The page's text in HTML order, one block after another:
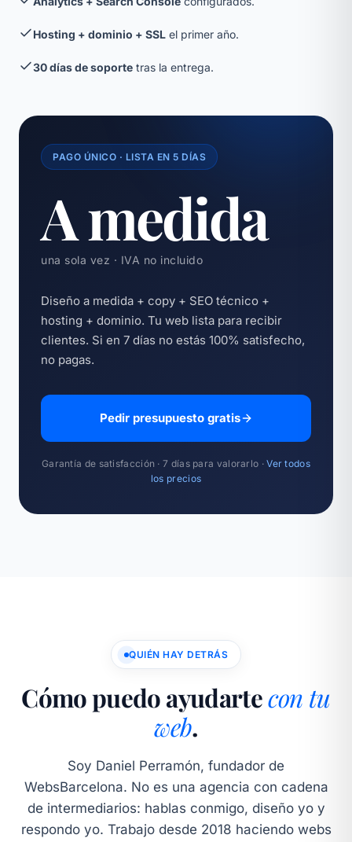
Hosting + dominio + SSL el primer año.
30 días de soporte tras la entrega.
PAGO ÚNICO · LISTA EN 5 DÍAS
A medida
una sola vez · IVA no incluido
Diseño a medida + copy + SEO técnico +
hosting + dominio. Tu web lista para recibir
clientes. Si en 7 días no estás 100% satisfecho,
no pagas.
Pedir presupuesto gratis
Garantía de satisfacción · 7 días para valorarlo ·Ver todos
los precios
QUIÉN HAY DETRÁS
Cómo puedo ayudartecon tu
web.
Soy Daniel Perramón, fundador de
WebsBarcelona. No es una agencia con cadena
de intermediarios: hablas conmigo, diseño yo y
respondo yo. Trabajo desde 2018 haciendo webs